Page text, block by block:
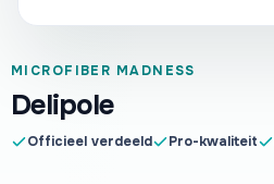
MICROFIBER MADNESS
Delipole
Officieel verdeeld Pro-kwaliteit